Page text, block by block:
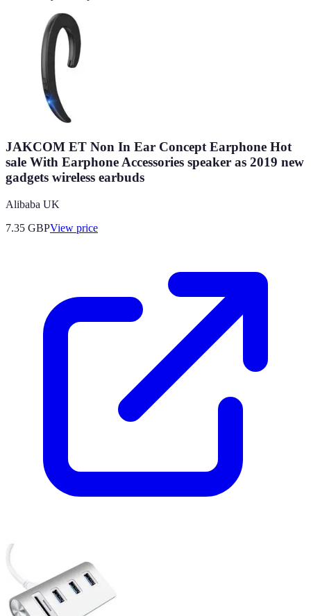
JAKCOM ET Non In Ear Concept Earphone Hot
sale With Earphone Accessories speaker as 2019 new
gadgets wireless earbuds
Alibaba UK
7.35 GBPView price